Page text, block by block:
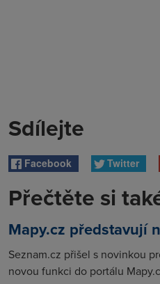
Sdílejte
Facebook Twitter
Přečtěte si
Mapy.cz představují
Seznam.cz přišel s novinkou
novou funkci do portálu